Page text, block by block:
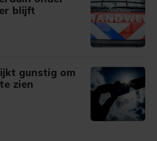
blijft
gunstig om
zien